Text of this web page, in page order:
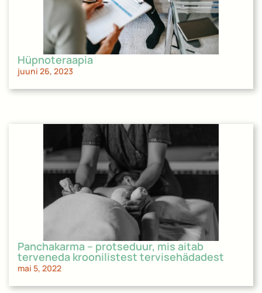
Hüpnoteraapia
juuni 26, 2023
Panchakarma – protseduur, mis aitab
terveneda kroonilistest tervisehädadest
mai 5, 2022